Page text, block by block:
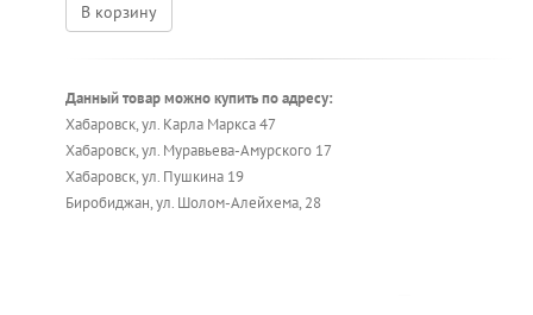
В корзину
Данный товар можно купить по адресу:
Хабаровск, ул. Карла Маркса 47
Хабаровск, ул. Муравьева-Амурского 17
Хабаровск, ул. Пушкина 19
Биробиджан, ул. Шолом-Алейхема, 28